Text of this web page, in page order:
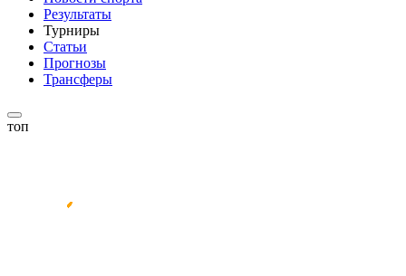
Результаты
Турниры
Статьи
Прогнозы
Трансферы
топ